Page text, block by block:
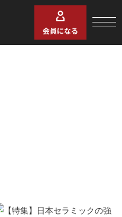
会員になる